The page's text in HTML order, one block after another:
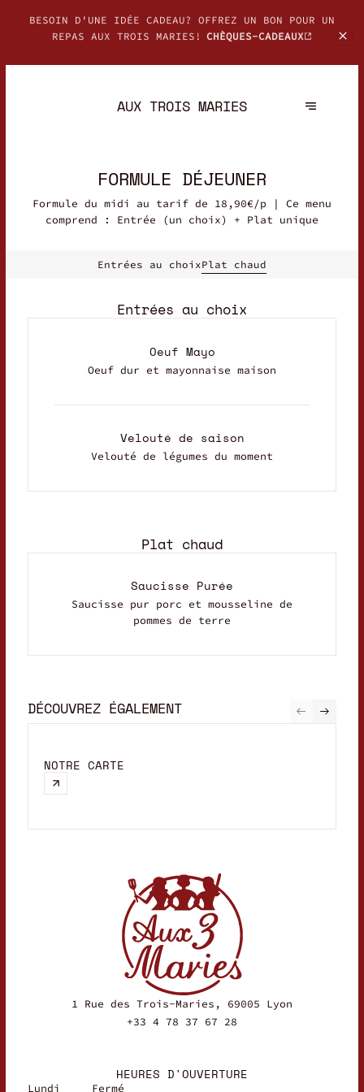
BESOIN D'UNE IDÉE CADEAU? OFFREZ UN BON POUR UN
REPAS AUX TROIS MARIES! CHÈQUES-CADEAUX
AUX TROIS MARIES
FORMULE DÉJEUNER
Formule du midi au tarif de 18,90€/p | Ce menu
comprend : Entrée (un choix) + Plat unique
Entrées au choixPlat chaud
Entrées au choix
Oeuf Mayo
Oeuf dur et mayonnaise maison
Velouté de saison
Velouté de légumes du moment
Plat chaud
Saucisse Purée
Saucisse pur porc et mousseline de
pommes de terre
DÉCOUVREZ ÉGALEMENT
NOTRE CARTE
1 Rue des Trois-Maries, 69005 Lyon
+33 4 78 37 67 28
HEURES D'OUVERTURE
Lundi Fermé